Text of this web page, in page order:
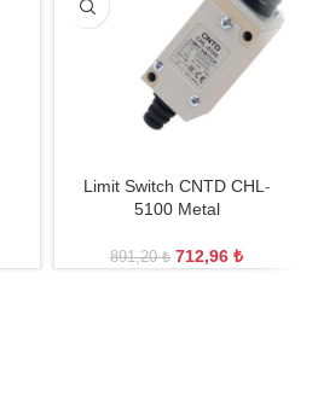
Limit Switch CNTD CHL-
5100 Metal
891,20₺ 712,96 ₺